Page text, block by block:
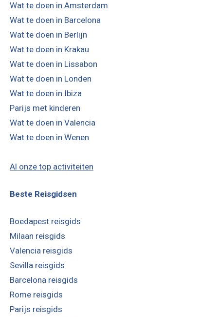
Wat te doen in Amsterdam
Wat te doen in Barcelona
Wat te doen in Berlijn
Wat te doen in Krakau
Wat te doen in Lissabon
Wat te doen in Londen
Wat te doen in Ibiza
Parijs met kinderen
Wat te doen in Valencia
Wat te doen in Wenen
Al onze top activiteiten
Beste Reisgidsen
Boedapest reisgids
Milaan reisgids
Valencia reisgids
Sevilla reisgids
Barcelona reisgids
Rome reisgids
Parijs reisgids